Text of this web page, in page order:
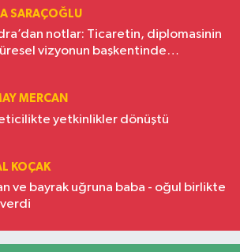
SARAÇOĞLU
notlar: Ticaretin, diplomasinin
vizyonun başkentinde
MERCAN
yetkinlikler dönüştü
KOÇAK
ve bayrak uğruna baba - oğul birlikte